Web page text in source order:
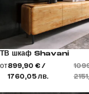
ТВ шкаф Shavani
от899,90 € /
1760,05 лв.